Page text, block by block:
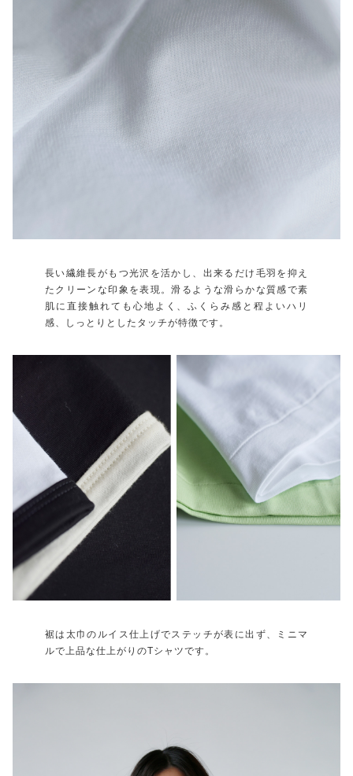
長い繊維長がもつ光沢を活かし、出来るだけ毛羽を抑え
たクリーンな印象を表現。滑るような滑らかな質感で素
肌に直接触れても心地よく、ふくらみ感と程よいハリ
感、しっとりとしたタッチが特徴です。
裾は太巾のルイス仕上げでステッチが表に出ず、ミニマ
ルで上品な仕上がりのTシャツです。